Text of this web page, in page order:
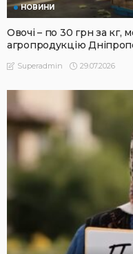
НОВИНИ
Овочі – по 30 грн за кг,
агропродукцію
Superadmin 29.07.2026